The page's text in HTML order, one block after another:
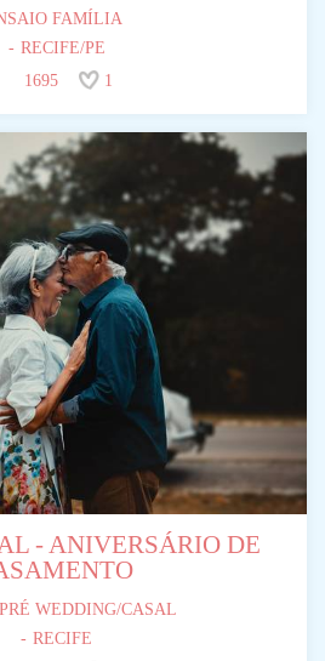
FAMÍLIA
RECIFE/PE
1695
1
- ANIVERSÁRIO DE
WEDDING/CASAL
RECIFE